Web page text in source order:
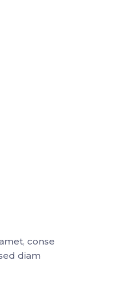
conse
diam